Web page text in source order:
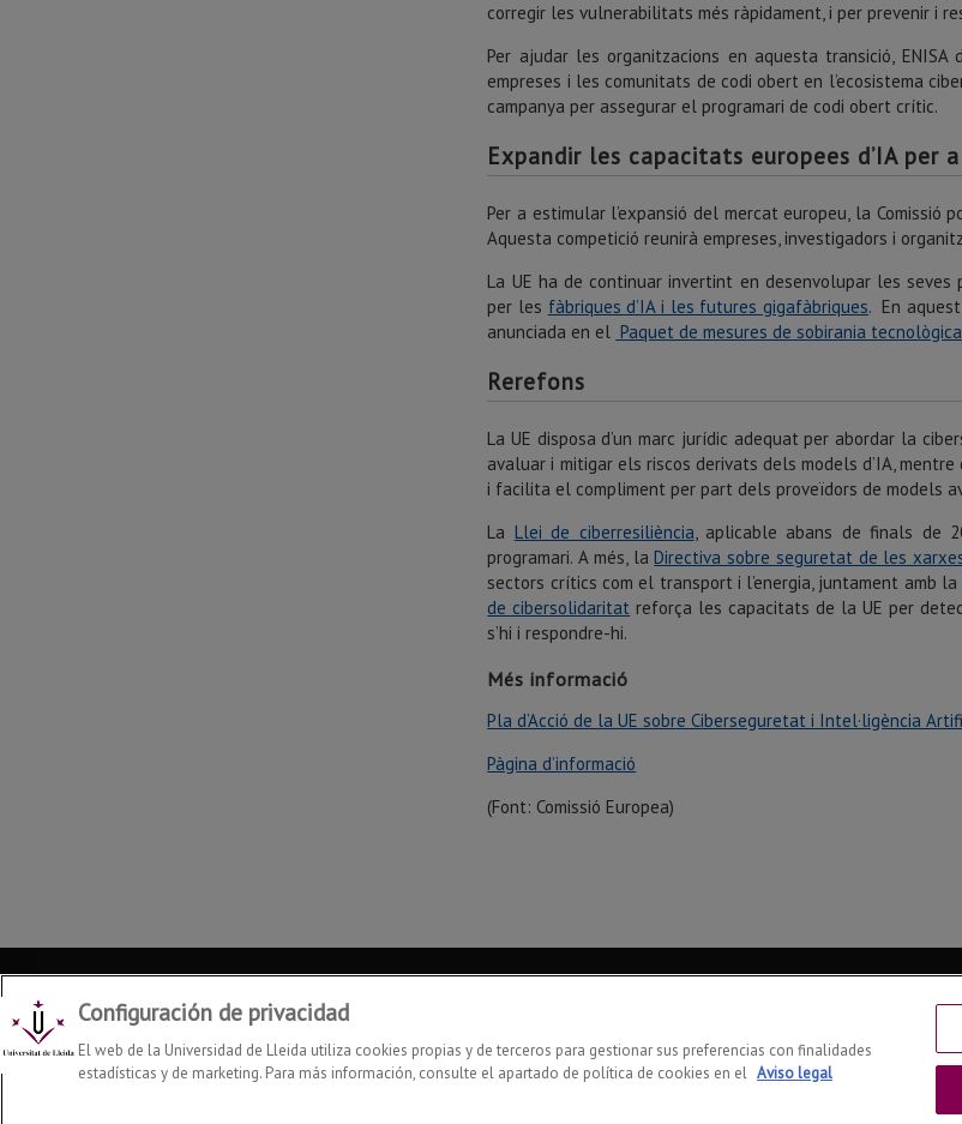
corregir les vulnerabilitats més ràpidament, i per prevenir i
Per ajudar les organitzacions en aquesta transició,
empreses i les comunitats de codi obert en l’ecosistema
campanya per assegurar el programari de codi obert crític.
Expandir les capacitats europees d’IA per
Per a estimular l’expansió del mercat europeu, la
Aquesta competició reunirà empreses, investigadors i
La UE ha de continuar invertint en desenvolupar les
per les fàbriques d’IA i les futures gigafàbriques. En
anunciada en el Paquet de mesures de sobirania tecnològica
Rerefons
La UE disposa d’un marc jurídic adequat per abordar la
avaluar i mitigar els riscos derivats dels models d’IA,
i facilita el compliment per part dels proveïdors de models
La Llei de ciberresiliència, aplicable abans de finals de
programari. A més, laDirectiva sobre seguretat de les
sectors crítics com el transport i l’energia, juntament amb la
de cibersolidaritat reforça les capacitats de la UE per
s’hi i respondre-hi.
Més informació
Pla d’Acció de la UE sobre Ciberseguretat i Intel·ligència
Pàgina d’informació
(Font: Comissió Europea)
Biblioteca y Documentación
C. Jaume II, 67, 2
a
25001 Lleida
Tel. +34 973 00 35 22
Aviso legal
Configuración de privacidad
El web de la Universidad de Lleida utiliza cookies propias y de terceros para gestionar sus preferencias con finalidades
estadísticas y de marketing. Para más información, consulte el apartado de política de cookies en el Aviso legal